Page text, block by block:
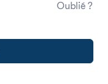
Oublié ?